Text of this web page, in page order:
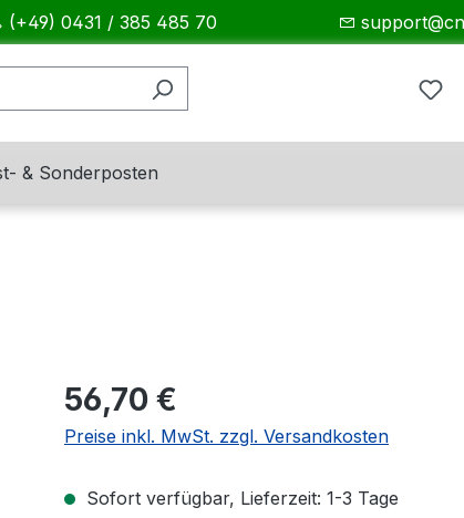
(+49) 0431 / 385 485 70
& Sonderposten
Regulärer Preis:
56,70 €
Preise inkl. MwSt. zzgl. Versandkosten
Sofort verfügbar, Lieferzeit: 1-3 Tage